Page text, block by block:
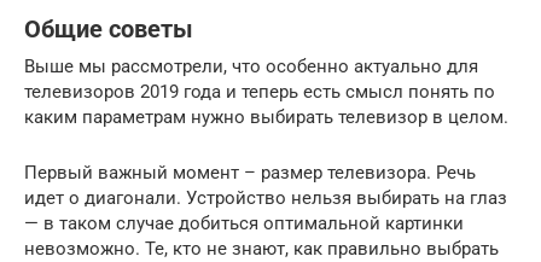
Общие советы
Выше мы рассмотрели, что особенно актуально для
телевизоров 2019 года и теперь есть смысл понять по
каким параметрам нужно выбирать телевизор в целом.
Первый важный момент – размер телевизора. Речь
идет о диагонали. Устройство нельзя выбирать на глаз
— в таком случае добиться оптимальной картинки
невозможно. Те, кто не знают, как правильно выбрать